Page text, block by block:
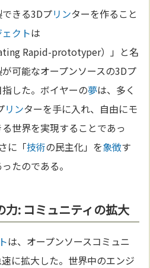
きる3Dプリンターを作ること
クトは
Rapid-prototyper）」と名
可能なオープンソースの3Dプ
した。ボイヤーの夢は、多く
リンターを手に入れ、自由にモ
世界を実現することであっ
に「技術の民主化」を象徴す
たのである。
力: コミュニティの拡大
は、オープンソースコミュニ
に拡大した。世界中のエンジ